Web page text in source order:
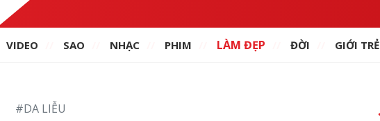
VIDEO SAO NHẠC PHIM LÀM ĐẸP ĐỜI GIỚI TRẺ
#DA LIỄU